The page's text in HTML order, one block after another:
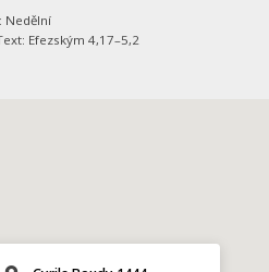
Nedělní
Efezským 4,17–5,2